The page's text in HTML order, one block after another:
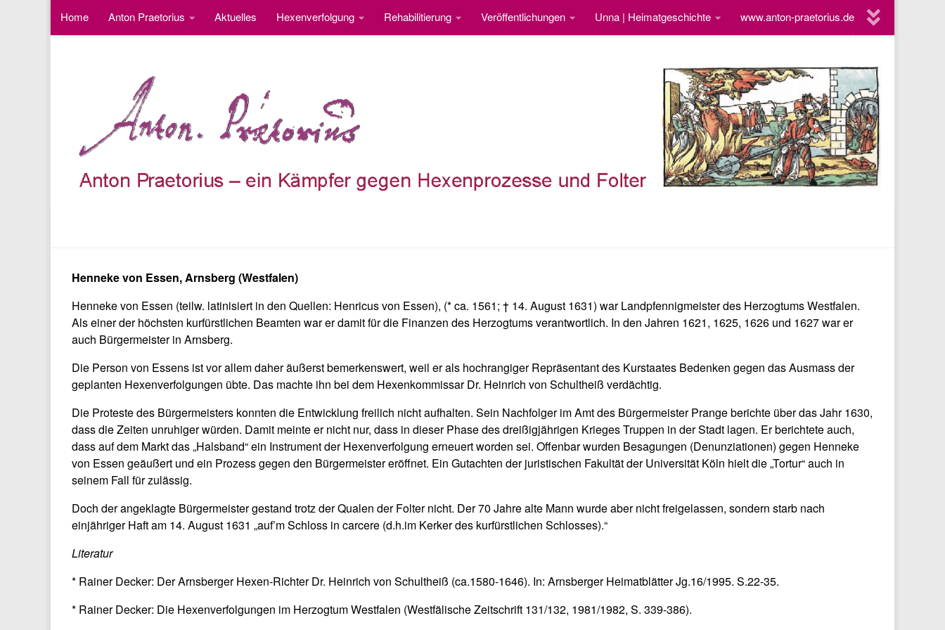
Unter dem Inhalt
Home Anton Praetorius Aktuelles Hexenverfolgung Rehabilitierung Veröffentlichungen Unna | Heimatgeschichte www.anton-praetorius.de
Henneke von Essen, Arnsberg (Westfalen)
Henneke von Essen (teilw. latinisiert in den Quellen: Henricus von Essen), (* ca. 1561; † 14. August 1631) war Landpfennigmeister des Herzogtums Westfalen.
Als einer der höchsten kurfürstlichen Beamten war er damit für die Finanzen des Herzogtums verantwortlich. In den Jahren 1621, 1625, 1626 und 1627 war er
auch Bürgermeister in Arnsberg.
Die Person von Essens ist vor allem daher äußerst bemerkenswert, weil er als hochrangiger Repräsentant des Kurstaates Bedenken gegen das Ausmass der
geplanten Hexenverfolgungen übte. Das machte ihn bei dem Hexenkommissar Dr. Heinrich von Schultheiß verdächtig.
Die Proteste des Bürgermeisters konnten die Entwicklung freilich nicht aufhalten. Sein Nachfolger im Amt des Bürgermeister Prange berichte über das Jahr 1630,
dass die Zeiten unruhiger würden. Damit meinte er nicht nur, dass in dieser Phase des dreißigjährigen Krieges Truppen in der Stadt lagen. Er berichtete auch,
dass auf dem Markt das „Halsband“ ein Instrument der Hexenverfolgung erneuert worden sei. Offenbar wurden Besagungen (Denunziationen) gegen Henneke
von Essen geäußert und ein Prozess gegen den Bürgermeister eröffnet. Ein Gutachten der juristischen Fakultät der Universität Köln hielt die „Tortur“ auch in
seinem Fall für zulässig.
Doch der angeklagte Bürgermeister gestand trotz der Qualen der Folter nicht. Der 70 Jahre alte Mann wurde aber nicht freigelassen, sondern starb nach
einjähriger Haft am 14. August 1631 „auf’m Schloss in carcere (d.h.im Kerker des kurfürstlichen Schlosses).“
Literatur
* Rainer Decker: Der Arnsberger Hexen-Richter Dr. Heinrich von Schultheiß (ca.1580-1646). In: Arnsberger Heimatblätter Jg.16/1995. S.22-35.
* Rainer Decker: Die Hexenverfolgungen im Herzogtum Westfalen (Westfälische Zeitschrift 131/132, 1981/1982, S. 339-386).